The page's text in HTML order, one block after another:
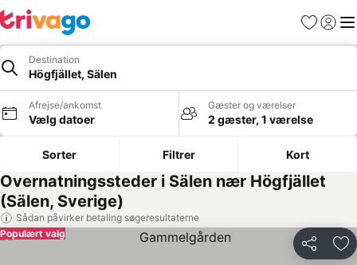
Favoritter
Log ind
Destination
Högfjället, Sälen
Afrejse/ankomst
Vælg datoer
Gæster og værelser
2 gæster, 1 værelse
Sorter Filtrer Kort
Overnatningssteder i Sälen nær Högfjället
(Sälen, Sverige)
Sådan påvirker betaling søgeresultaterne
Del
Populært valg